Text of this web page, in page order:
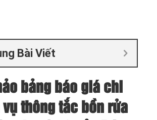
Bài Viết
bảng báo giá chi
thông tắc bồn rửa